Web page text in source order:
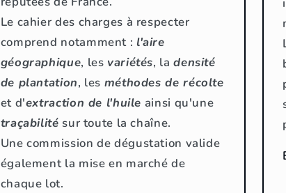
Le cahier des charges à respecter
comprend notamment : l'aire
géographique, les variétés, ladensité
de plantation, les méthodes de récolte
et d'extraction de l'huile ainsi qu'une
traçabilité sur toute la chaîne.
Une commission de dégustation valide
également la mise en marché de
chaque lot.